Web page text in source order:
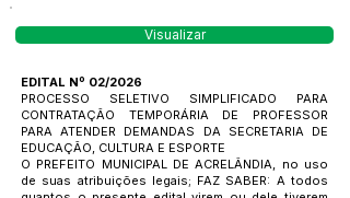
Visualizar
EDITAL Nº 02/2026
PROCESSO SELETIVO SIMPLIFICADO PARA
CONTRATAÇÃO TEMPORÁRIA DE PROFESSOR
PARA ATENDER DEMANDAS DA SECRETARIA DE
EDUCAÇÃO, CULTURA E ESPORTE
O PREFEITO MUNICIPAL DE ACRELÂNDIA, no uso
de suas atribuições legais; FAZ SABER: A todos